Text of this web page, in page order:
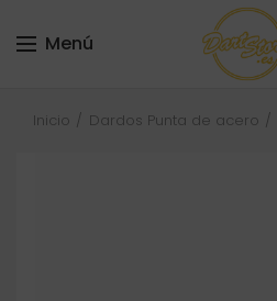
Menú
Inicio Dardos Punta de acero